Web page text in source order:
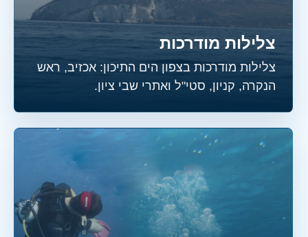
צלילות מודרכות
צלילות מודרכות בצפון הים התיכון: אכזיב, ראש
הנקרה, קניון, סטי"ל ואתרי שבי ציון.